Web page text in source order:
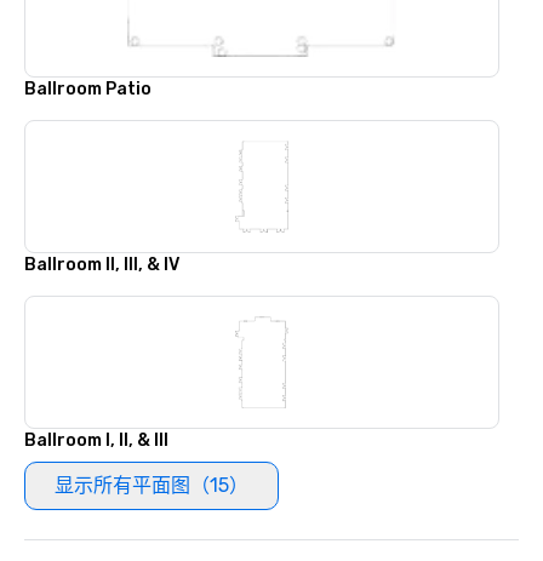
Ballroom Patio
Ballroom II, III, & IV
Ballroom I, II, & III
显示所有平面图（15）